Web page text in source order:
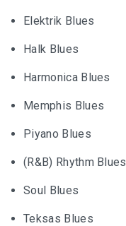
Elektrik Blues
Halk Blues
Harmonica Blues
Memphis Blues
Piyano Blues
(R&B) Rhythm Blues
Soul Blues
Teksas Blues